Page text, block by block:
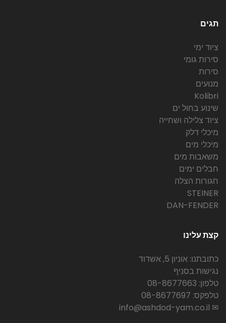
תגים
ציוד ימי
סירות גומי
סירות
מנועים
Kolibri
שינוע בחול ים
ציוד צלילה ושחייה
מיכלי דלק
מיכלי מים
משאבות מים
חבלים ימים
חגורות הצלה
STEINER
DAN-FENDER
קצת עלינו
כתובתנו: אוניון 5, אשדוד
נגישות בסניף
טלפון: 08-8677663
טלפקס: 08-8677697
✉ info@ashdod-yam.co.il